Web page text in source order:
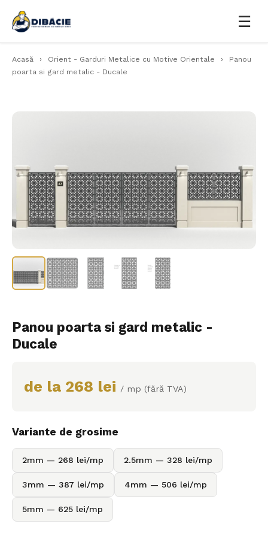
☰
Acasă › Orient - Garduri Metalice cu Motive Orientale ›
Panou
poarta si gard metalic - Ducale
Panou poarta si gard metalic -
Ducale
de la 268 lei / mp (fără TVA)
Variante de grosime
2mm — 268 lei/mp 2.5mm — 328 lei/mp
3mm — 387 lei/mp 4mm — 506 lei/mp
5mm — 625 lei/mp